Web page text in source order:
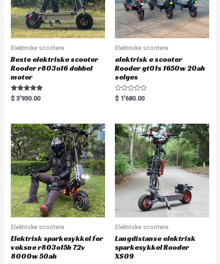
Elektriske scootere
Beste elektriske scooter
Rooder r803o16 dobbel
motor
Rated
5.00
$ 3'930.00
Elektriske scootere
elektrisk e scooter
Rooder gt01s 1650w 20ah
selges
R
a
0
o
u
t
o
f
5
$ 1'680.00
Elektriske scootere
Elektrisk sparkesykkel for
voksne r803o15b 72v
8000w 50ah
Elektriske scootere
Langdistanse elektrisk
sparkesykkel Rooder
XS09